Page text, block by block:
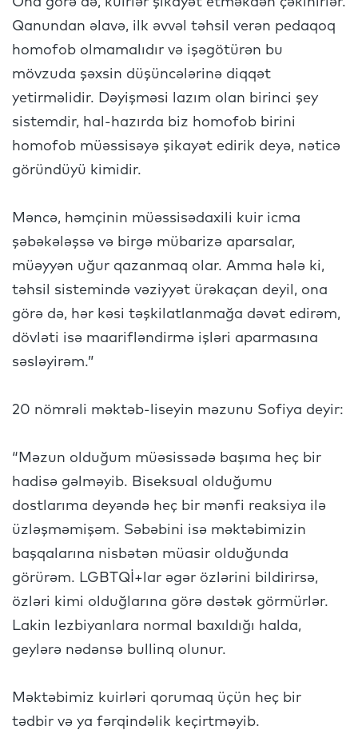
Qanundan əlavə, ilk əvvəl təhsil verən pedaqoq
homofob olmamalıdır və işəgötürən bu
mövzuda şəxsin düşüncələrinə diqqət
yetirməlidir. Dəyişməsi lazım olan birinci şey
sistemdir, hal-hazırda biz homofob birini
homofob müəssisəyə şikayət edirik deyə, nəticə
göründüyü kimidir.
Məncə, həmçinin müəssisədaxili kuir icma
şəbəkələşsə və birgə mübarizə aparsalar,
müəyyən uğur qazanmaq olar. Amma hələ ki,
təhsil sistemində vəziyyət ürəkaçan deyil, ona
görə də, hər kəsi təşkilatlanmağa dəvət edirəm,
dövləti isə maarifləndirmə işləri aparmasına
səsləyirəm.”
20 nömrəli məktəb-liseyin məzunu Sofiya deyir:
“Məzun olduğum müəsissədə başıma heç bir
hadisə gəlməyib. Biseksual olduğumu
dostlarıma deyəndə heç bir mənfi reaksiya ilə
üzləşməmişəm. Səbəbini isə məktəbimizin
başqalarına nisbətən müasir olduğunda
görürəm. LGBTQİ+lar əgər özlərini bildirirsə,
özləri kimi olduğlarına görə dəstək görmürlər.
Lakin lezbiyanlara normal baxıldığı halda,
geylərə nədənsə bullinq olunur.
Məktəbimiz kuirləri qorumaq üçün heç bir
tədbir və ya fərqindəlik keçirtməyib.